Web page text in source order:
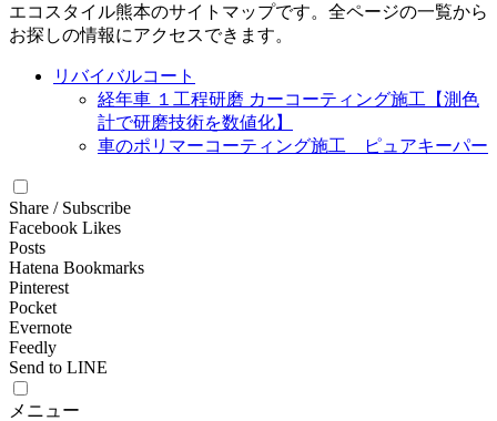
エコスタイル熊本のサイトマップです。全ページの一覧から
お探しの情報にアクセスできます。
リバイバルコート
経年車 １工程研磨 カーコーティング施工【測色
計で研磨技術を数値化】
車のポリマーコーティング施工 ピュアキーパー
Share / Subscribe
Facebook Likes
Posts
Hatena Bookmarks
Pinterest
Pocket
Evernote
Feedly
Send to LINE
メニュー